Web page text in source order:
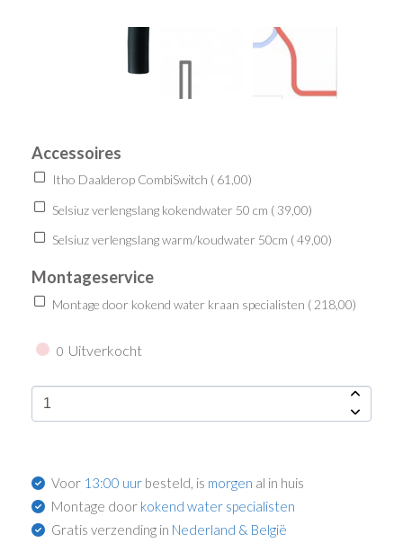
Accessoires
Itho Daalderop CombiSwitch ( 61,00)
Selsiuz verlengslang kokendwater 50 cm (39,00)
Selsiuz verlengslang warm/koudwater 50cm (49,00)
Montageservice
Montage door kokend water kraan specialisten ( 218,00)
0 Uitverkocht
Voor 13:00 uur besteld, is morgen al in huis
Montage door kokend water specialisten
Gratis verzending in Nederland & België